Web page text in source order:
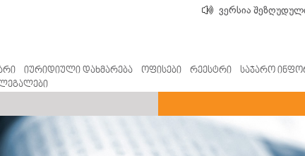
ვერსია
იურიდიული დახმარება ოფისები რეესტრი საჯარო